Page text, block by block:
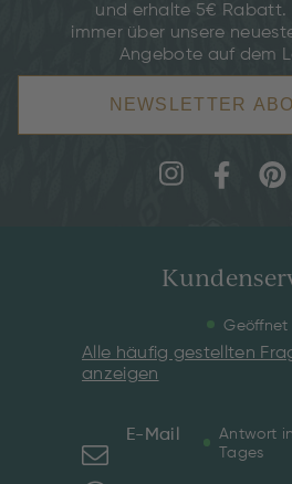
und erhalte 5€ Rabatt.
immer über unsere
Angebote auf dem
NEWSLETTER
Geöffnet
Alle häufig gestellten
anzeigen
E-Mail
Antwort
Tages